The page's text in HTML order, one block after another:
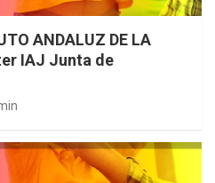
ANDALUZ DE LA
IAJ Junta de